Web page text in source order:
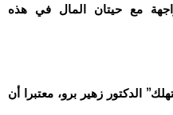
مع حيتان المال في هذه
الدكتور زهير برو، معتبرا أن